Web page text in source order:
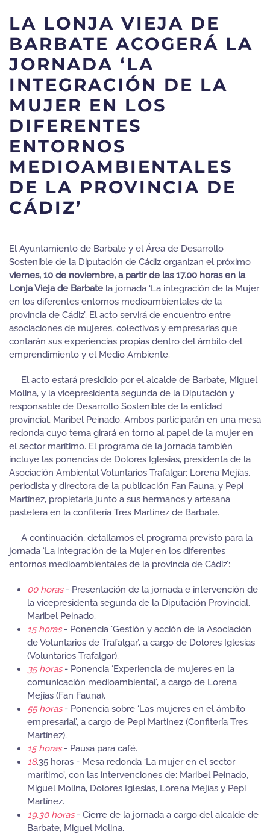
LA LONJA VIEJA DE
BARBATE ACOGERÁ LA
JORNADA ‘LA
INTEGRACIÓN DE LA
MUJER EN LOS
DIFERENTES
ENTORNOS
MEDIOAMBIENTALES
DE LA PROVINCIA DE
CÁDIZ’
El Ayuntamiento de Barbate y el Área de Desarrollo
Sostenible de la Diputación de Cádiz organizan el próximo
viernes, 10 de noviembre, a partir de las 17.00 horas en la
Lonja Vieja de Barbate la jornada ‘La integración de la Mujer
en los diferentes entornos medioambientales de la
provincia de Cádiz’. El acto servirá de encuentro entre
asociaciones de mujeres, colectivos y empresarias que
contarán sus experiencias propias dentro del ámbito del
emprendimiento y el Medio Ambiente.
El acto estará presidido por el alcalde de Barbate, Miguel
Molina, y la vicepresidenta segunda de la Diputación y
responsable de Desarrollo Sostenible de la entidad
provincial, Maribel Peinado. Ambos participarán en una mesa
redonda cuyo tema girará en torno al papel de la mujer en
el sector marítimo. El programa de la jornada también
incluye las ponencias de Dolores Iglesias, presidenta de la
Asociación Ambiental Voluntarios Trafalgar; Lorena Mejías,
periodista y directora de la publicación Fan Fauna, y Pepi
Martínez, propietaria junto a sus hermanos y artesana
pastelera en la confitería Tres Martínez de Barbate.
A continuación, detallamos el programa previsto para la
jornada ‘La integración de la Mujer en los diferentes
entornos medioambientales de la provincia de Cádiz’:
00 horas- Presentación de la jornada e intervención de
la vicepresidenta segunda de la Diputación Provincial,
Maribel Peinado.
15 horas- Ponencia ‘Gestión y acción de la Asociación
de Voluntarios de Trafalgar’, a cargo de Dolores Iglesias
(Voluntarios Trafalgar).
35 horas- Ponencia ‘Experiencia de mujeres en la
comunicación medioambiental’, a cargo de Lorena
Mejías (Fan Fauna).
55 horas- Ponencia sobre ‘Las mujeres en el ámbito
empresarial’, a cargo de Pepi Martinez (Confitería Tres
Martínez).
15 horas- Pausa para café.
18.35 horas - Mesa redonda ‘La mujer en el sector
marítimo’, con las intervenciones de: Maribel Peinado,
Miguel Molina, Dolores Iglesias, Lorena Mejías y Pepi
Martínez.
19.30 horas- Cierre de la jornada a cargo del alcalde de
Barbate, Miguel Molina.